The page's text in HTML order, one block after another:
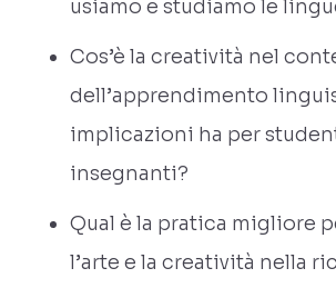
usiamo e studiamo le
Cos’è la creatività nel
dell’apprendimento
implicazioni ha per
insegnanti?
Qual è la pratica migliore
l’arte e la creatività nella